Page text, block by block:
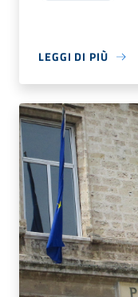
LEGGI DI PIÙ